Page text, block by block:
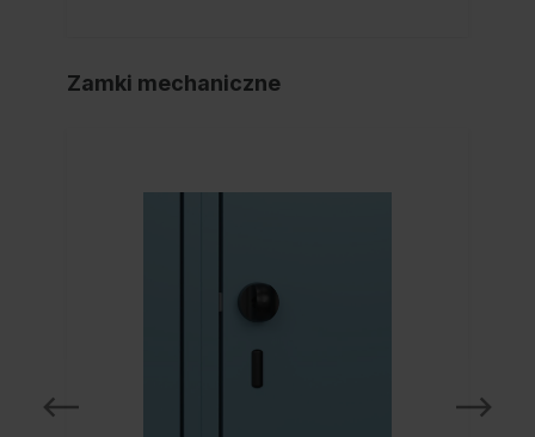
Zamki mechaniczne